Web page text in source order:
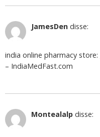
JamesDen disse:
india online pharmacy store:
– IndiaMedFast.com
Montealalp disse: